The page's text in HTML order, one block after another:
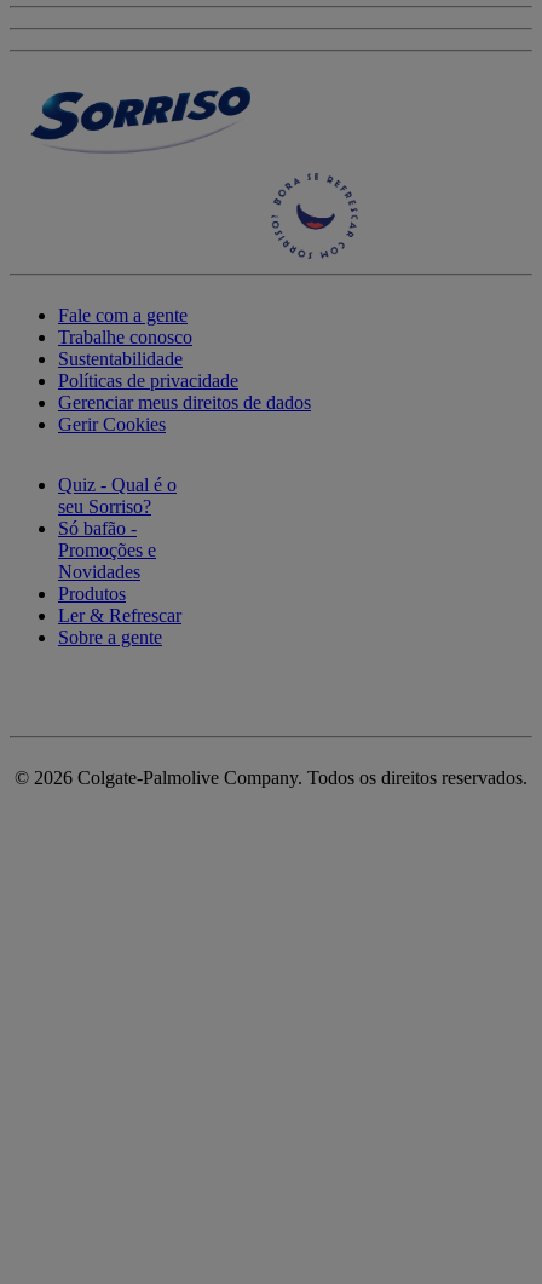
Fale com a gente
Trabalhe conosco
Sustentabilidade
Políticas de privacidade
Gerenciar meus direitos de dados
Gerir Cookies
Quiz - Qual é o
seu Sorriso?
Só bafão -
Promoções e
Novidades
Produtos
Ler & Refrescar
Sobre a gente
© 2026 Colgate-Palmolive Company. Todos os direitos reservados.